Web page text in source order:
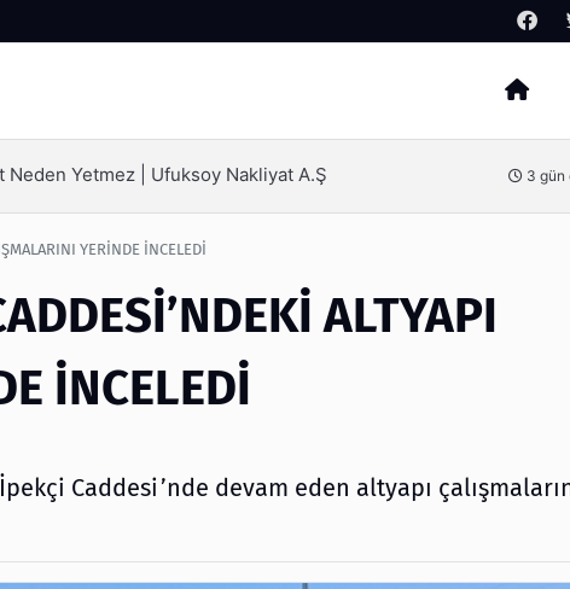
Arama
İçin Bilinmesi Gerekenler
YERİNDE İNCELEDİ
ALTYAPI
İNCELEDİ
Caddesi’nde devam eden altyapı